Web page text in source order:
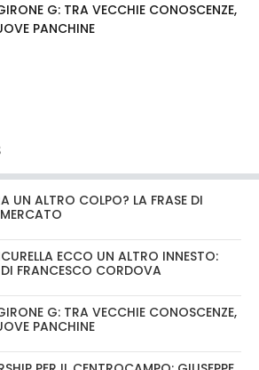
G: TRA VECCHIE CONOSCENZE,
PANCHINE
UN ALTRO COLPO? LA FRASE DI
ECCO UN ALTRO INNESTO:
FRANCESCO CORDOVA
G: TRA VECCHIE CONOSCENZE,
PANCHINE